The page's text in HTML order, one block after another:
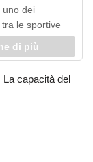
uno dei
le sportive
di più
La capacità del